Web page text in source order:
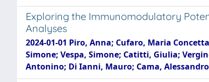
Exploring the Immunomodulatory
Analyses
2024-01-01 Piro, Anna; Cufaro, Maria
Simone; Vespa, Simone; Catitti, Giulia;
Antonino; Di Ianni, Mauro; Cama,